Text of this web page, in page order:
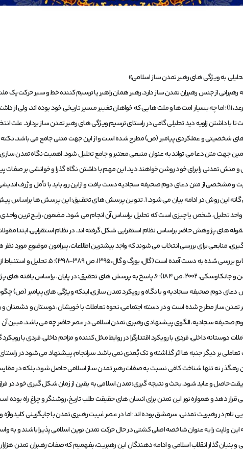
به ویژگی های رهبر تمدن ساز اسلامی»
رهبرانی از جنس رهبران تمدن ساز دارد. رهبر همان راهبر یا ترسیم کننده خط و سیر حرکت یک
اند.
زاویه دید تحلیلی گامی در راستای ترسیم ویژگی های رهبر تمدن ساز بردارد. علت
شخصیتی و عملکردی پیامبر (ص) مطرح شده است و از این جهت متنی جامع می باشد.
متن دعا می تواند به عنوان منبعی معتبر و جامع تحلیل شود. اهمیت نگاه تمدن
تمدنی را برای خود روشن خواهند دید. این مهم با داشتن نگاه گذرا و خوانشی بر صفات
و مشخصی از متن دعای دوم صحیفه سجادیه دست یافت و ازاین رو، باید با تأمل و ژرف
تحلیل محتوای کیفی به شیوه استقرایی استفاده شده است. مراحل شش گانه این روش در ادامه
1394، ص237)؛ 2. تعیین واحد تحلیل: واحد تحلیل، شخص یا چیزی است که تحلیل براساس آن انجام می شود.
204)؛ 3. ایجاد نظام مقوله بندی: مقوله های پژوهش حاضر براساس نظام استقرایی شکل گرفته اند. در نظام
در این نوع نمونه گیری، منابعی برای بررسی انتخاب می شوند که واجد بیشترین اطلاعات، پیرامون
مشخص کرد؛ زیرا انتخاب هر کدام به کفایت
نگاهی عمیق بررسی می کند تا دلالت های ضمنی آن را استنباط کند (جنسن و جانکاوسکی، 2002، ص 184)؛
دوم صحیفه سجادیه و با نگاه و رویکرد تمدن سازی، اینکه ویژگی های پیامبر (ص)
ساز مطرح شده است و در دسته اجتماعی، نحوه تعاملات با خویشان، دوستان و
سجادیه، الگوی پیشنهادی رهبری تمدن اسلامی در عصر حاضر چه می باشد، مبین آن
دوستانه داخلی، فردی با رویکرد اقتدارگرا در روابط مخل کننده و مزاحم داخلی، فردی با
تعاملی بر دیگر جنبه ها اثر گذاشته و تک بُعدی نمی باشد. سرانجام، پیشنهاد می شود در
رهگذر نه تنها شناخت کافی نسبت به صفات رهبر تمدن ساز اسلامی حاصل شود، بلکه در
حاصل و عاید شود. بحث و نتیجه گیری: تمدن اسلامی به یقین از زمان شکل گیری خود در
دهد و همواره نور این تمدن برای انسان های حقیقت طلب تاریخ، روشنگر و چراغ راه
در رهبریت تمدنی، سرمشق بوده اند؛ اما در عصر غیبت رهبری تمدن با جایگزینی کلیدواژه
ولایت را به عنوان شاخصه اصلی کشتی در حال حرکت تمدن نوین اسلامی پذیرا باشند و به
گذار انقلاب اسلامی و ادامه دهندگان این رهبریت، بفهمیم که صفات رهبران تمدن